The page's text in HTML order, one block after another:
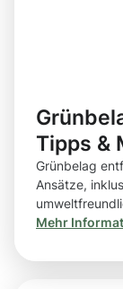
Tipps &
Grünbelag
Ansätze,
Mehr